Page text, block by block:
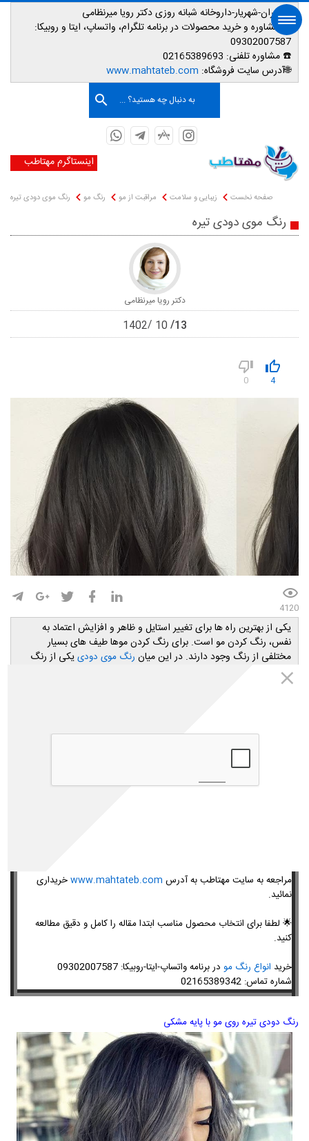
📌تهران-شهریار-داروخانه شبانه روزی دکتر رویا میرنظامی
📱مشاوره و خرید محصولات در برنامه تلگرام، واتساپ، ایتا و روبیکا:
09302007587
☎️ مشاوره تلفنی:
🌐آدرس سایت فروشگاه: www.mahtateb.com
به دنبال چه هستید؟ ...
اینستاگرم مهتاطب
صفحه نخست زیبایی و سلامت مراقبت از مو رنگ مو رنگ موی دودی تیره
رنگ موی دودی تیره
دکتر رویا میرنظامی
13
10
1402
4
0
4120
یکی از بهترین راه ها برای تغییر استایل و ظاهر و افزایش اعتماد به
نفس، رنگ کردن مو است. برای رنگ کردن موها طیف های بسیار
مختلفی از رنگ وجود دارند. در این میان رنگ موی دودییکی از رنگ
هایی است که هرگز محبوبیت خود را از دست نمی دهد. این رنگ برای
تمامی افراد به ویژه کسانی که پوست سفید و موهای مشکی دارند،
دودی تیره یکی از محبوب ترین ها است که در ادامه بیشتر درمورد آن
مراجعه به سایت مهتاطب به آدرس www.mahtateb.comخریداری
نمائید.
🌟 لطفا برای انتخاب محصول مناسب ابتدا مقاله را کامل و دقیق مطالعه
کنید.
خرید انواع رنگ مو در برنامه واتساپ-ایتا-روبیکا:
شماره تماس: 02165389342
رنگ دودی تیره روی مو با پایه مشکی